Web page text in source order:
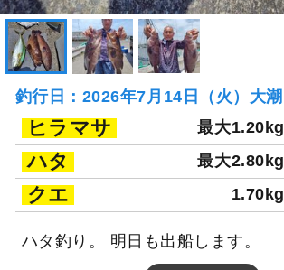
釣行日：2026年7月14日（火）大潮
ヒラマサ 最大1.20kg
ハタ 最大2.80kg
クエ 1.70kg
ハタ釣り。 明日も出船します。